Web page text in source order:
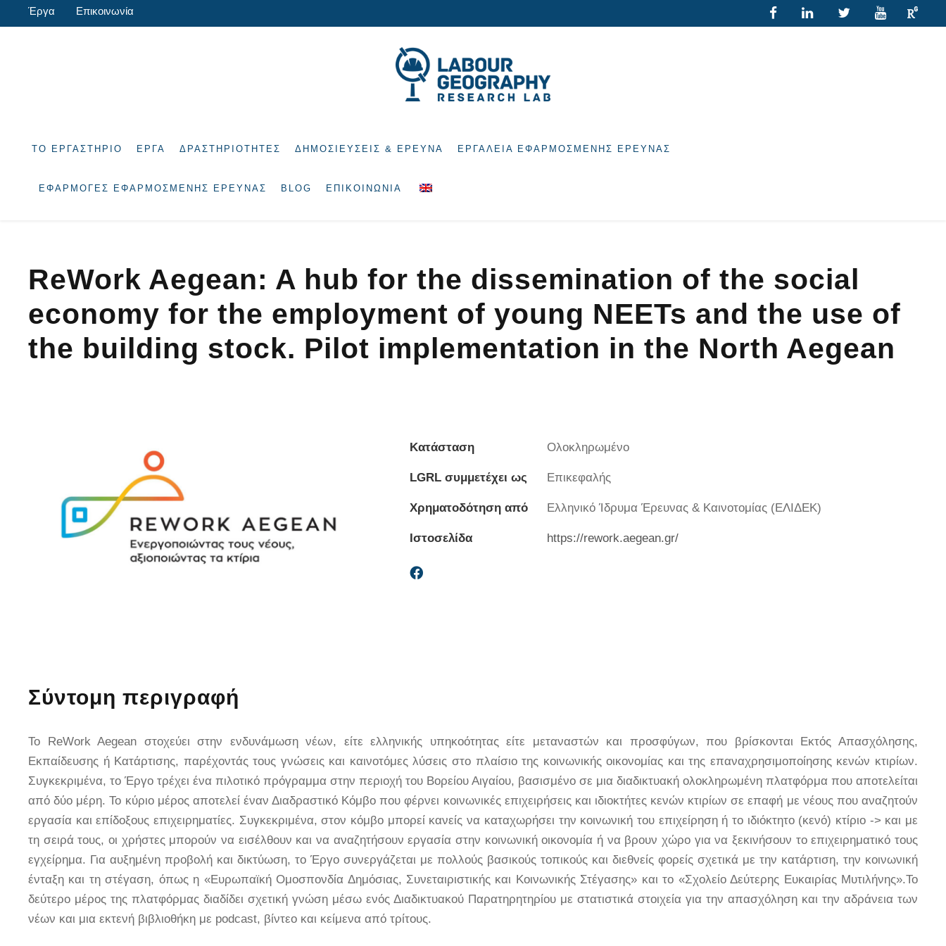
Έργα Επικοινωνία
ΤΟ ΕΡΓΑΣΤΉΡΙΟ ΈΡΓΑ ΔΡΑΣΤΗΡΙΌΤΗΤΕΣ ΔΗΜΟΣΙΕΎΣΕΙΣ & ΈΡΕΥΝΑ ΕΡΓΑΛΕΊΑ ΕΦΑΡΜΟΣΜΈΝΗΣ ΈΡΕΥΝΑΣ
ΕΦΑΡΜΟΓΈΣ ΕΦΑΡΜΟΣΜΈΝΗΣ ΈΡΕΥΝΑΣ BLOG ΕΠΙΚΟΙΝΩΝΊΑ
ReWork Aegean: A hub for the dissemination of the social
economy for the employment of young NEETs and the use of
the building stock. Pilot implementation in the North Aegean
Κατάσταση Ολοκληρωμένο
LGRL συμμετέχει ως Επικεφαλής
Χρηματοδότηση από Ελληνικό Ίδρυμα Έρευνας & Καινοτομίας (ΕΛΙΔΕΚ)
Ιστοσελίδα https://rework.aegean.gr/
Σύντομη περιγραφή
Το ReWork Aegean στοχεύει στην ενδυνάμωση νέων, είτε ελληνικής υπηκοότητας είτε μεταναστών και προσφύγων, που βρίσκονται Εκτός Απασχόλησης,
Εκπαίδευσης ή Κατάρτισης, παρέχοντάς τους γνώσεις και καινοτόμες λύσεις στο πλαίσιο της κοινωνικής οικονομίας και της επαναχρησιμοποίησης κενών κτιρίων.
Συγκεκριμένα, το Έργο τρέχει ένα πιλοτικό πρόγραμμα στην περιοχή του Βορείου Αιγαίου, βασισμένο σε μια διαδικτυακή ολοκληρωμένη πλατφόρμα που αποτελείται
από δύο μέρη. Το κύριο μέρος αποτελεί έναν Διαδραστικό Κόμβο που φέρνει κοινωνικές επιχειρήσεις και ιδιοκτήτες κενών κτιρίων σε επαφή με νέους που αναζητούν
εργασία και επίδοξους επιχειρηματίες. Συγκεκριμένα, στον κόμβο μπορεί κανείς να καταχωρήσει την κοινωνική του επιχείρηση ή το ιδιόκτητο (κενό) κτίριο -> και με
τη σειρά τους, οι χρήστες μπορούν να εισέλθουν και να αναζητήσουν εργασία στην κοινωνική οικονομία ή να βρουν χώρο για να ξεκινήσουν το επιχειρηματικό τους
εγχείρημα. Για αυξημένη προβολή και δικτύωση, το Έργο συνεργάζεται με πολλούς βασικούς τοπικούς και διεθνείς φορείς σχετικά με την κατάρτιση, την κοινωνική
ένταξη και τη στέγαση, όπως η «Ευρωπαϊκή Ομοσπονδία Δημόσιας, Συνεταιριστικής και Κοινωνικής Στέγασης» και το «Σχολείο Δεύτερης Ευκαιρίας Μυτιλήνης».Το
δεύτερο μέρος της πλατφόρμας διαδίδει σχετική γνώση μέσω ενός Διαδικτυακού Παρατηρητηρίου με στατιστικά στοιχεία για την απασχόληση και την αδράνεια των
νέων και μια εκτενή βιβλιοθήκη με podcast, βίντεο και κείμενα από τρίτους.